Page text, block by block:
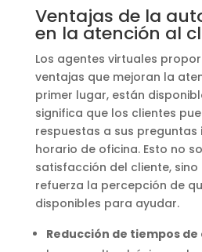
Ventajas de la
en la atención al
Los agentes virtuales
ventajas que mejoran la
primer lugar, están
significa que los clientes
respuestas a sus preguntas
horario de oficina. Esto no
satisfacción del cliente,
refuerza la percepción de
disponibles para ayudar.
Reducción de tiempos de